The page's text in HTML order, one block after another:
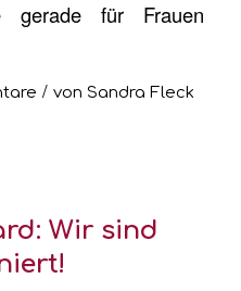
gerade für Frauen
/ vonSandra Fleck
Wir sind